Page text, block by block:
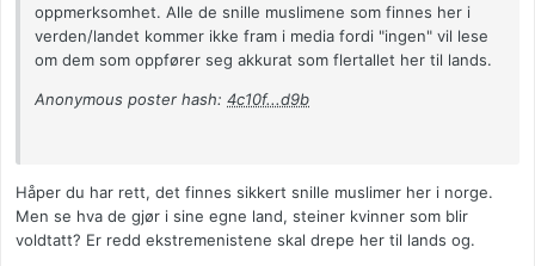
oppmerksomhet. Alle de snille muslimene som finnes her i
verden/landet kommer ikke fram i media fordi "ingen" vil lese
om dem som oppfører seg akkurat som flertallet her til lands.
Anonymous poster hash: 4c10f...d9b
Håper du har rett, det finnes sikkert snille muslimer her i norge.
Men se hva de gjør i sine egne land, steiner kvinner som blir
voldtatt? Er redd ekstremenistene skal drepe her til lands og.